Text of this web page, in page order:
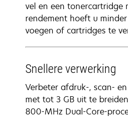
vel en een tonercartridge
rendement hoeft u
voegen of cartridges te
Snellere verwerking
Verbeter afdruk-, scan-
met tot 3 GB uit te
800-MHz Dual-Core-